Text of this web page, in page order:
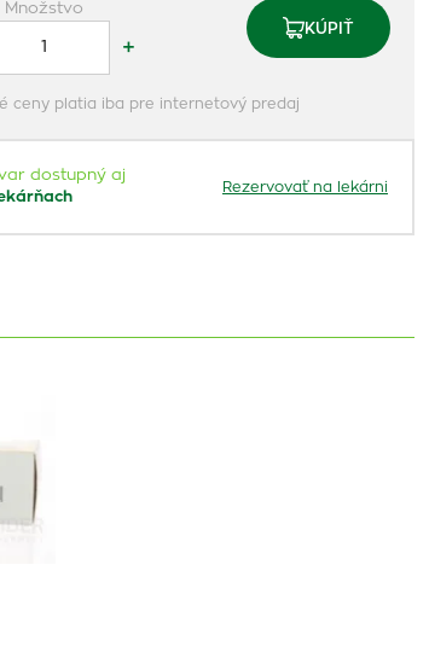
Množstvo
+
KÚPIŤ
ceny platia iba pre internetový predaj
dostupný aj
Rezervovať na lekárni